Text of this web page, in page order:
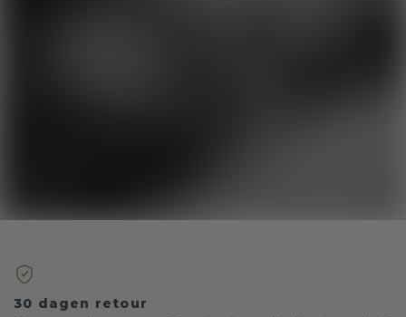
30 dagen retour